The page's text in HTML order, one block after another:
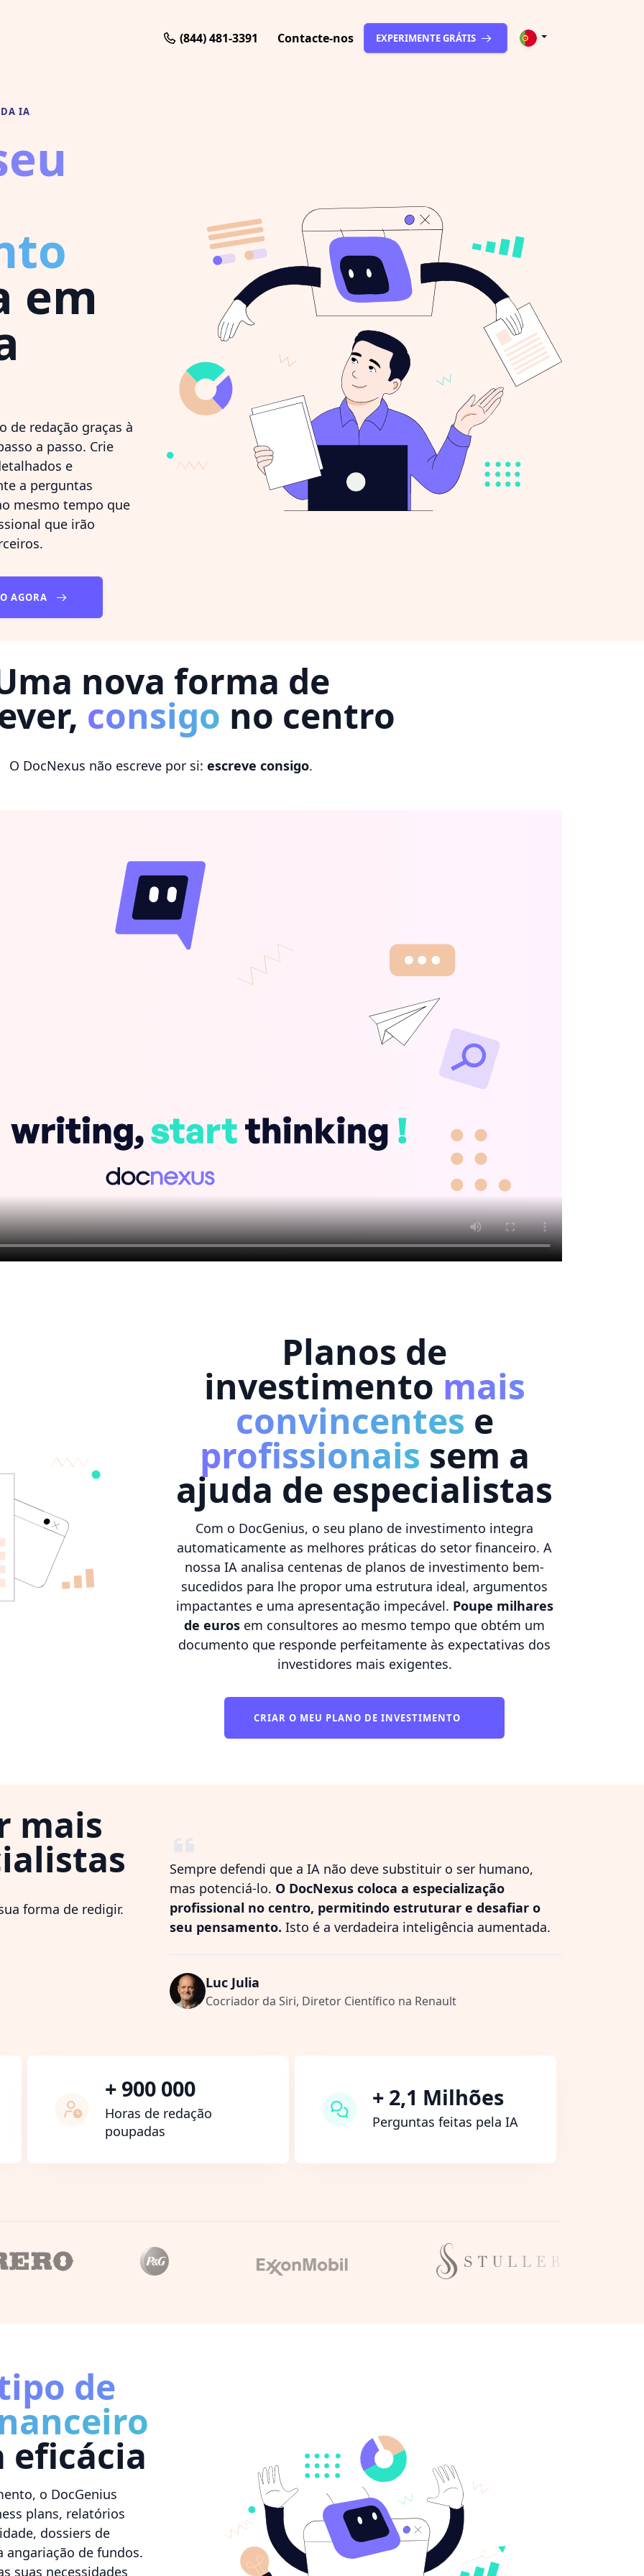
(844) 481-3391 Contacte-nos EXPERIMENTE GRÁTIS
DA IA
em
de redação graças à
a passo. Crie
e
a perguntas
mesmo tempo que
que irão
AGORA
nova forma de
consigo no centro
O DocNexus não escreve por si: escreve consigo.
Planos de
investimento mais
convincentes e
profissionais sem a
ajuda de especialistas
Com o DocGenius, o seu plano de investimento integra
automaticamente as melhores práticas do setor financeiro. A
nossa IA analisa centenas de planos de investimento bem-
sucedidos para lhe propor uma estrutura ideal, argumentos
impactantes e uma apresentação impecável. Poupe milhares
de euros em consultores ao mesmo tempo que obtém um
documento que responde perfeitamente às expectativas dos
investidores mais exigentes.
CRIAR O MEU PLANO DE INVESTIMENTO
mais
forma de redigir.
Sempre defendi que a IA não deve substituir o ser humano,
mas potenciá-lo. O DocNexus coloca a especialização
profissional no centro, permitindo estruturar e desafiar o
seu pensamento. Isto é a verdadeira inteligência aumentada.
Luc Julia
Cocriador da Siri, Diretor Científico na Renault
+ 900 000
Horas de redação
poupadas
+ 2,1 Milhões
Perguntas feitas pela IA
de
eficácia
o DocGenius
plans, relatórios
dossiers de
angariação de fundos.
suas necessidades